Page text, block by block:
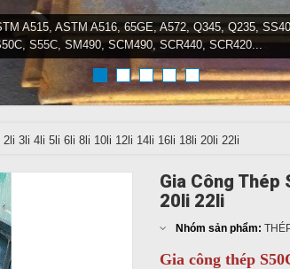
A515, ASTM A516, 65GE, A572, Q345, Q235,
S55C, SM490, SCM490, SCR440, SCR420...
3li 4li 5li 6li 8li 10li 12li 14li 16li 18li 20li 22li
Gia Công
20li 22li
Nhóm sản phẩm:
Gia công thép